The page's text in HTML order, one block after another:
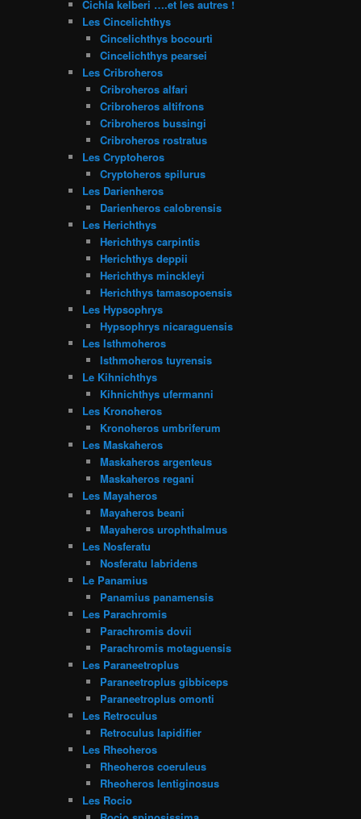
Cichla kelberi ….et les autres !
Les Cincelichthys
Cincelichthys bocourti
Cincelichthys pearsei
Les Cribroheros
Cribroheros alfari
Cribroheros altifrons
Cribroheros bussingi
Cribroheros rostratus
Les Cryptoheros
Cryptoheros spilurus
Les Darienheros
Darienheros calobrensis
Les Herichthys
Herichthys carpintis
Herichthys deppii
Herichthys minckleyi
Herichthys tamasopoensis
Les Hypsophrys
Hypsophrys nicaraguensis
Les Isthmoheros
Isthmoheros tuyrensis
Le Kihnichthys
Kihnichthys ufermanni
Les Kronoheros
Kronoheros umbriferum
Les Maskaheros
Maskaheros argenteus
Maskaheros regani
Les Mayaheros
Mayaheros beani
Mayaheros urophthalmus
Les Nosferatu
Nosferatu labridens
Le Panamius
Panamius panamensis
Les Parachromis
Parachromis dovii
Parachromis motaguensis
Les Paraneetroplus
Paraneetroplus gibbiceps
Paraneetroplus omonti
Les Retroculus
Retroculus lapidifier
Les Rheoheros
Rheoheros coeruleus
Rheoheros lentiginosus
Les Rocio